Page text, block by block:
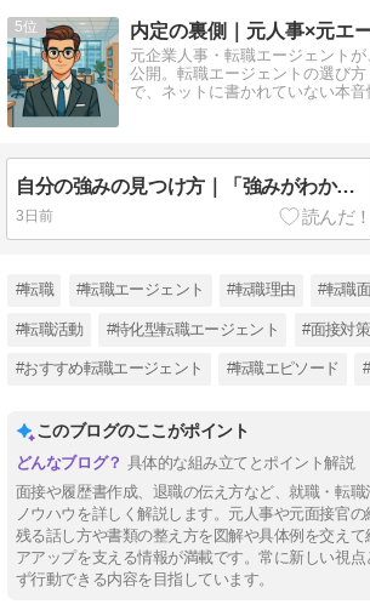
5
元企業人事・転職エージェント
公開。転職エージェントの選び
で、ネットに書かれていない本音
自分の強みの見つけ方｜「強みがわからない」人のための棚卸し5ステップを元人事が解説
3日前
#転職 #転職エージェント #転職理由 #転職
#転職活動 #特化型転職エージェント #面接対策
#おすすめ転職エージェント #転職エピソード
このブログのここがポイント
具体的な組み立てとポイント解説
面接や履歴書作成、退職の伝え方など、就職・転
ノウハウを詳しく解説します。元人事や元面接官
残る話し方や書類の整え方を図解や具体例を交えて
アアップを支える情報が満載です。常に新しい視
ず行動できる内容を目指しています。